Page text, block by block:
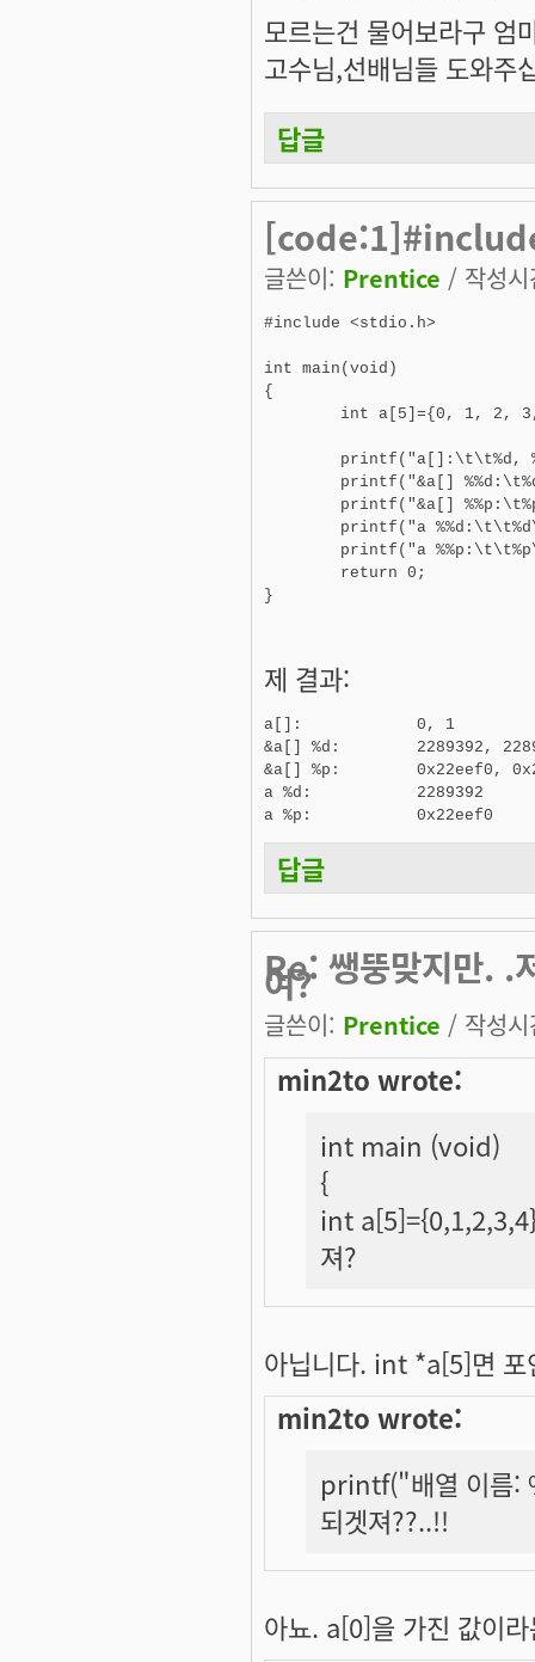
모르는건 물어보라구 엄
고수님,선배님들 도와주
답글
글쓴이: Prentice / 작성
#include <stdio.h>
int main(void)
{
}
제 결과:
a[]:		0, 1
&a[] %d:	2289392, 2289396
&a[] %p:	0x22eef0, 0x22eef4
a %d:		2289392
a %p:		0x22eef0
답글
Re: 쌩뚱맞지만. .
여?
글쓴이: Prentice / 작성
min2to wrote:
int main (void)
{
int
져?
아닙니다. int *a[5]면 포
min2to wrote:
printf("배열 이름:
되겟져??..!!
아뇨. a[0]을 가진 값이